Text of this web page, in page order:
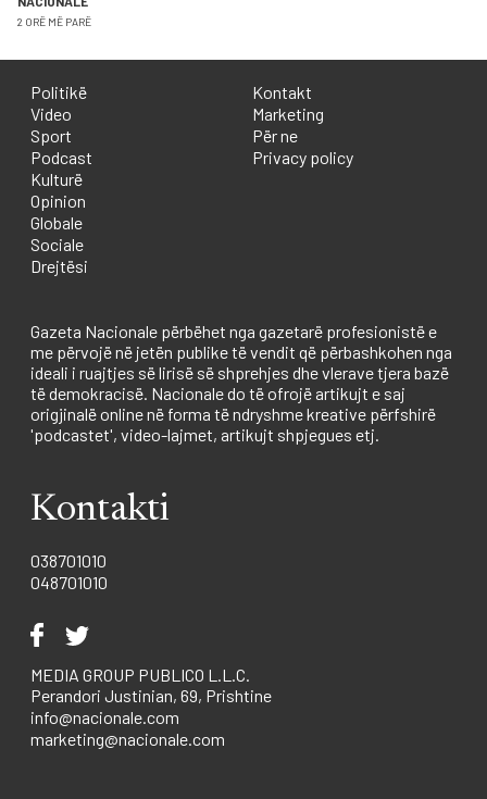
2 ORË MË PARË
Politikë
Video
Sport
Podcast
Kulturë
Opinion
Globale
Sociale
Drejtësi
Kontakt
Marketing
Për ne
Privacy policy
Gazeta Nacionale përbëhet nga gazetarë profesionistë e
me përvojë në jetën publike të vendit që përbashkohen nga
ideali i ruajtjes së lirisë së shprehjes dhe vlerave tjera bazë
të demokracisë. Nacionale do të ofrojë artikujt e saj
origjinalë online në forma të ndryshme kreative përfshirë
'podcastet', video-lajmet, artikujt shpjegues etj.
Kontakti
038701010
048701010
MEDIA GROUP PUBLICO L.L.C.
Perandori Justinian, 69, Prishtine
info@nacionale.com
marketing@nacionale.com